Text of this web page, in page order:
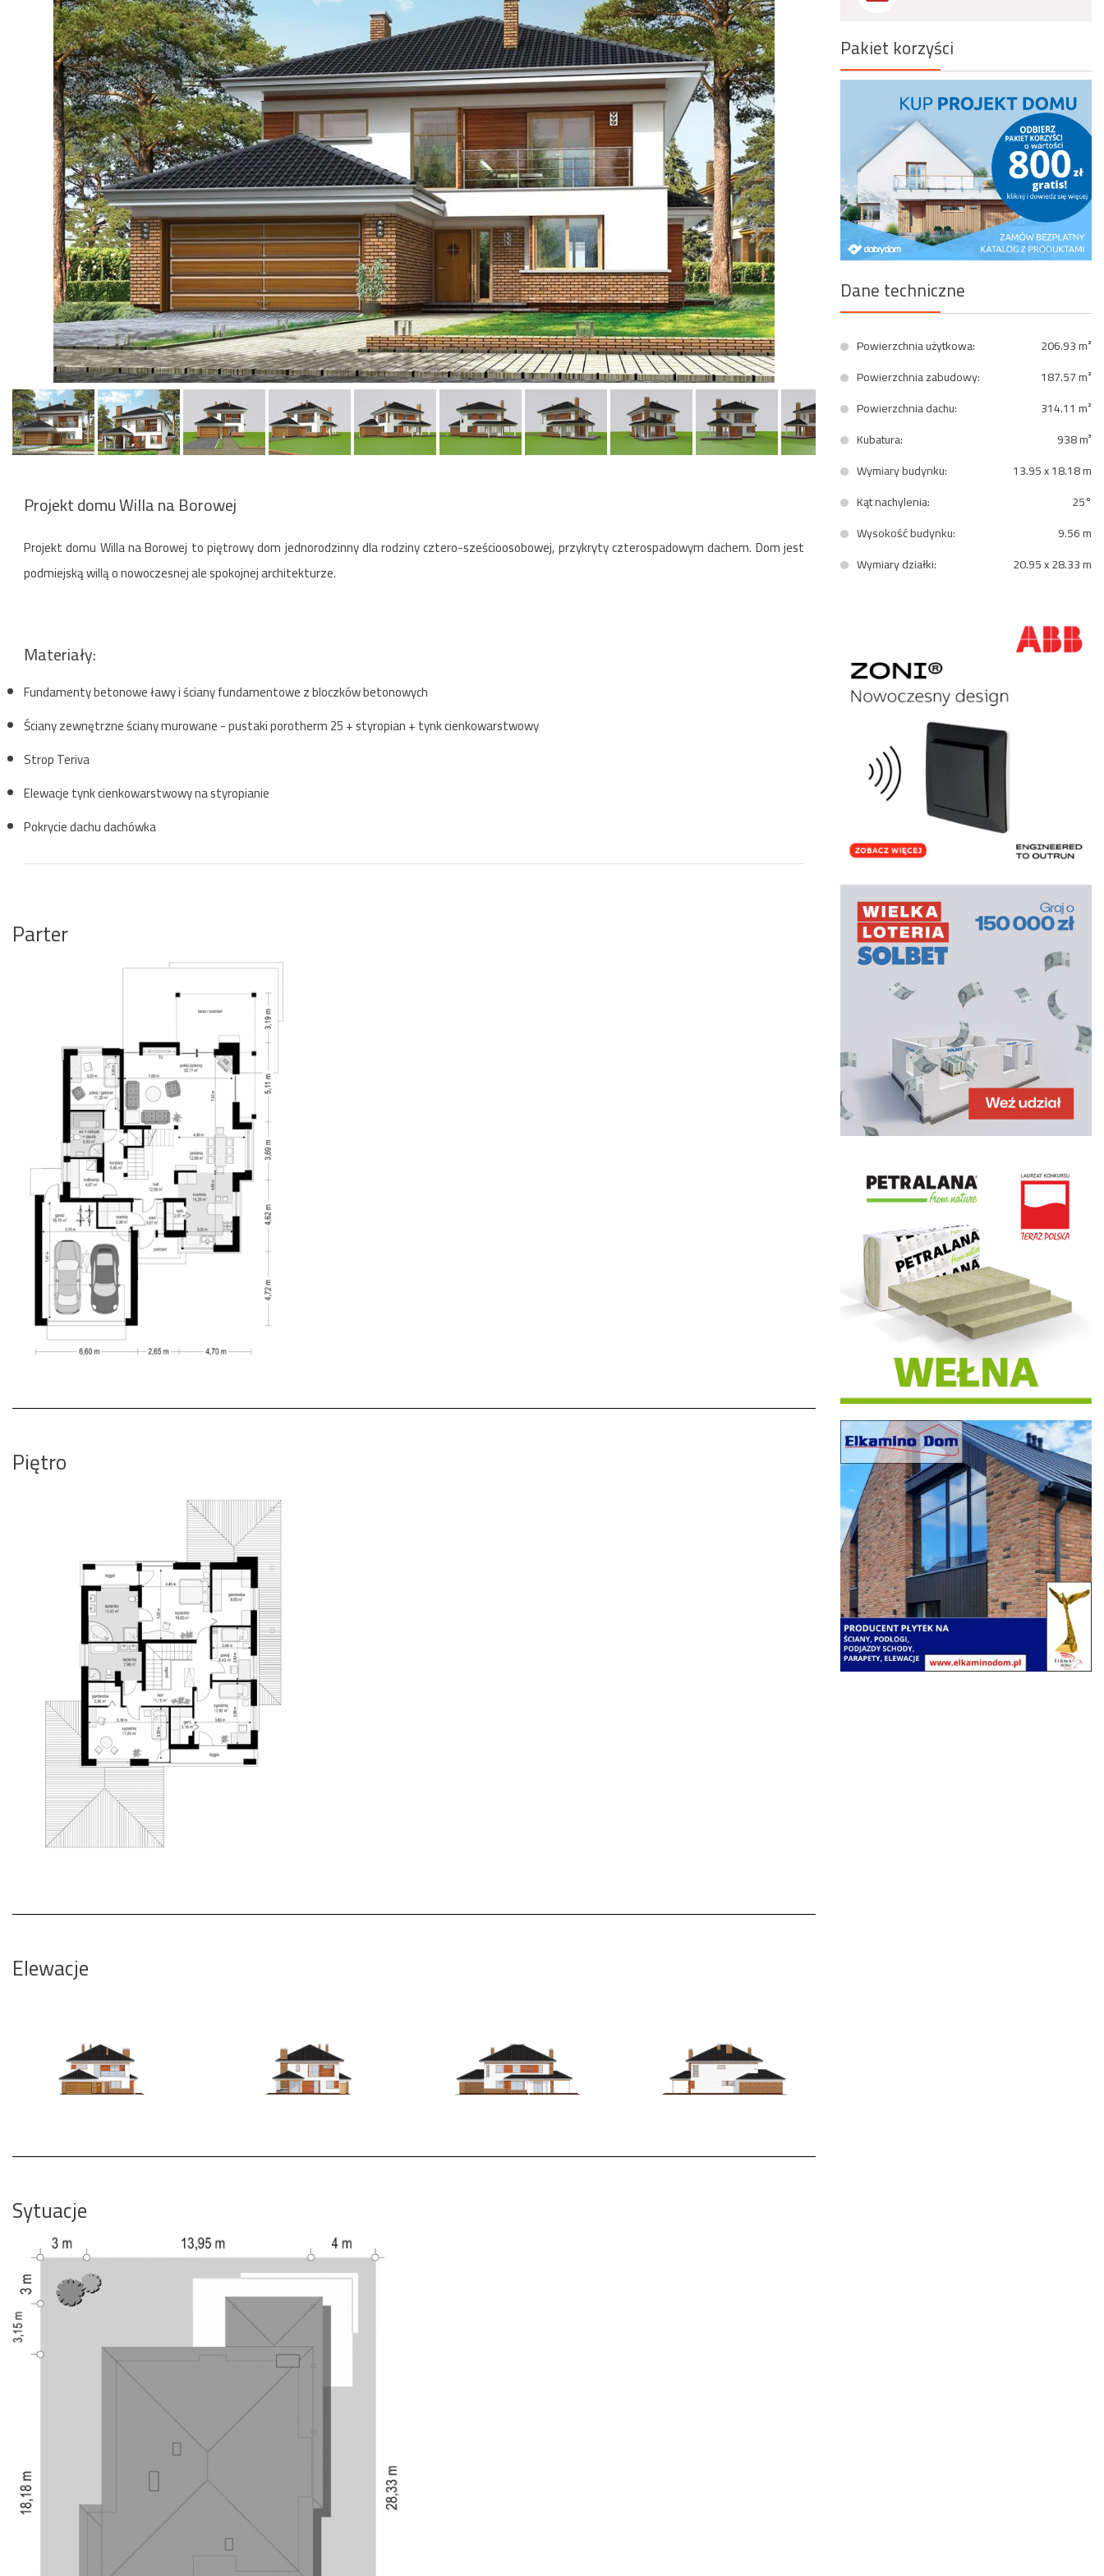
Szukaj
Projekt domu Willa na Borowej
Projekt domu Willa na Borowej to piętrowy dom jednorodzinny dla rodziny cztero-sześcioosobowej, przykryty czterospadowym dachem. Dom jest
podmiejską willą o nowoczesnej ale spokojnej architekturze.
Materiały:
Fundamenty betonowe ławy i ściany fundamentowe z bloczków betonowych
Ściany zewnętrzne ściany murowane - pustaki porotherm 25 + styropian + tynk cienkowarstwowy
Strop Teriva
Elewacje tynk cienkowarstwowy na styropianie
Pokrycie dachu dachówka
Parter
Piętro
Elewacje
Sytuacje
Pakiet korzyści
Dane techniczne
Powierzchnia użytkowa:
206.93 m²
Powierzchnia zabudowy:
187.57 m²
Powierzchnia dachu:
314.11 m²
Kubatura:
938 m³
Wymiary budynku:
13.95 x 18.18 m
Kąt nachylenia:
25°
Wysokość budynku:
9.56 m
Wymiary działki:
20.95 x 28.33 m